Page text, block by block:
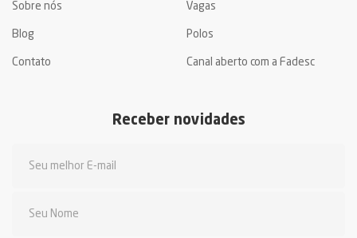
Sobre nós Vagas
Blog Polos
Contato Canal aberto com a Fadesc
Receber novidades